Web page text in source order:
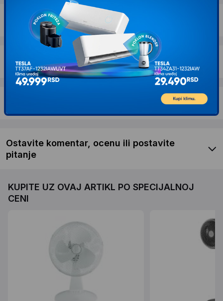
Dostava i povrat
Garancija
Ostavite komentar, ocenu ili postavite
pitanje
KUPITE UZ OVAJ ARTIKL PO SPECIJALNOJ
CENI